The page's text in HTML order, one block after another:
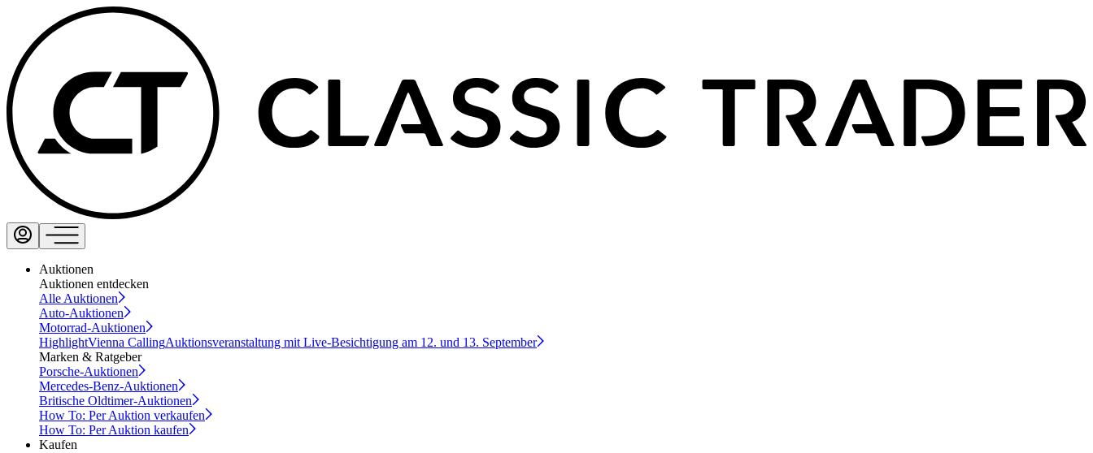
Auktionen
Auktionen entdecken
Alle Auktionen
Auto-Auktionen
Motorrad-Auktionen
HighlightVienna CallingAuktionsveranstaltung mit Live-Besichtigung am 12. und 13. September
Marken & Ratgeber
Porsche-Auktionen
Mercedes-Benz-Auktionen
Britische Oldtimer-Auktionen
How To: Per Auktion verkaufen
How To: Per Auktion kaufen
Kaufen